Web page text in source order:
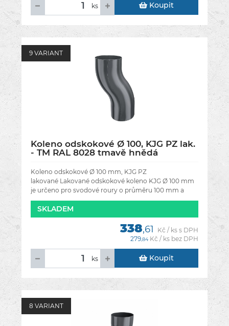
ks Koupit
9 VARIANT
Koleno odskokové Ø 100, KJG PZ lak.
- TM RAL 8028 tmavě hnědá
Koleno odskokové Ø 100 mm, KJG PZ
lakované Lakované odskokové koleno KJG Ø 100 mm
je určeno pro svodové roury o průměru 100 mm a
slouží k vytvoření odskoku svodu od fasády.
SKLADEM
338,61
Kč / ks s DPH
279,84 Kč / ks bez DPH
ks Koupit
8 VARIANT